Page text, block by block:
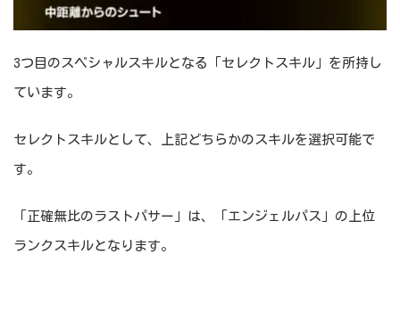
3つ目のスペシャルスキルとなる「セレクトスキル」を所持し
ています。
セレクトスキルとして、上記どちらかのスキルを選択可能で
す。
「正確無比のラストパサー」は、「エンジェルパス」の上位
ランクスキルとなります。